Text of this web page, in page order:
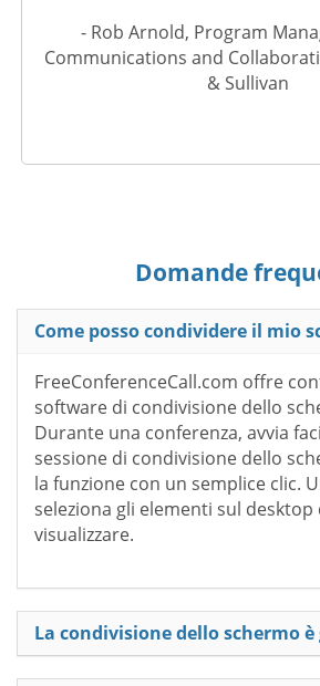
- Rob Arnold, Program
Communications and
& Sullivan
Domande
Come posso condividere il mio
FreeConferenceCall.com offre
software di condivisione dello
Durante una conferenza, avvia
sessione di condivisione dello
la funzione con un semplice clic.
seleziona gli elementi sul desktop
visualizzare.
La condivisione dello schermo